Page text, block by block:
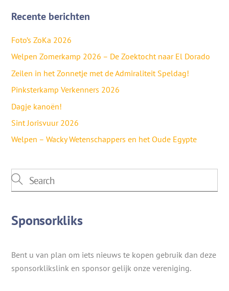
Recente berichten
Foto’s ZoKa 2026
Welpen Zomerkamp 2026 – De Zoektocht naar El Dorado
Zeilen in het Zonnetje met de Admiraliteit Speldag!
Pinksterkamp Verkenners 2026
Dagje kanoën!
Sint Jorisvuur 2026
Welpen – Wacky Wetenschappers en het Oude Egypte
Sponsorkliks
Bent u van plan om iets nieuws te kopen gebruik dan deze
sponsorklikslink en sponsor gelijk onze vereniging.